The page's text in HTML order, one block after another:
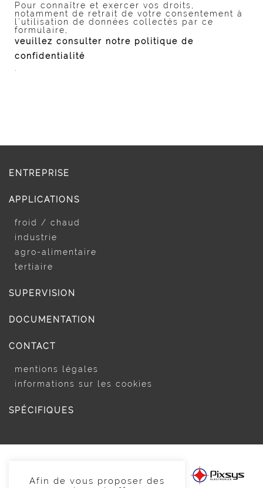
Pour connaître et exercer vos droits,
notamment de retrait de votre consentement à
l’utilisation de données collectés par ce
formulaire,
veuillez consulter notre politique de
confidentialité
ENTREPRISE
APPLICATIONS
froid / chaud
industrie
agro-alimentaire
tertiaire
SUPERVISION
DOCUMENTATION
CONTACT
mentions légales
informations sur les cookies
SPÉCIFIQUES
Afin de vous proposer des